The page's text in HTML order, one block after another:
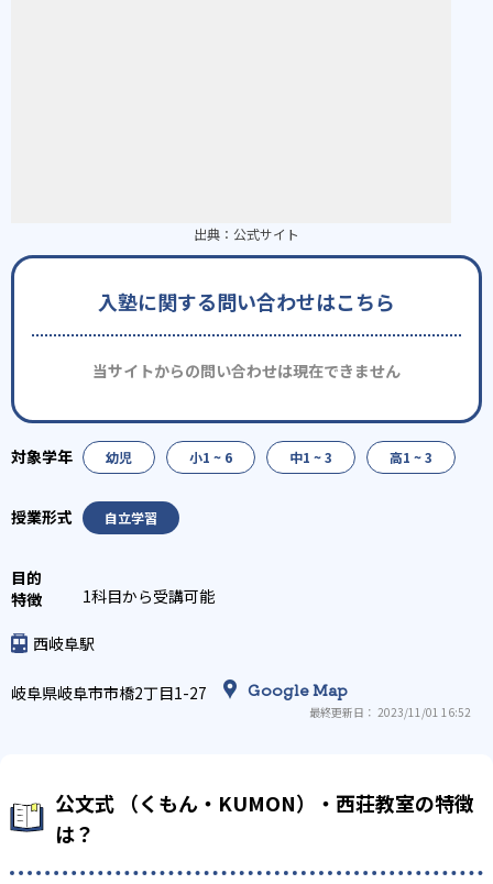
出典： 公式サイト
入塾に関する問い合わせはこちら
当サイトからの問い合わせは現在できません
幼児 小1 ~ 6 中1 ~ 3 高1 ~ 3
自立学習
1科目から受講可能
西岐阜駅
岐阜県岐阜市市橋2丁目1-27 Google Map
最終更新日： 2023/11/01 16:52
公文式 （くもん・KUMON）・西荘教室の特徴
は？